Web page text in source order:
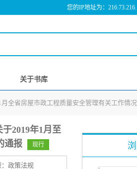
您的IP地址为：
关于书库
全省房屋市政工程质量安全管理有关工作情
2019年1月至
通报
现行
政策法规